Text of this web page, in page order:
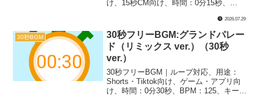
け、15秒CM向け、時間：0分15秒、
れ、あかるい、楽器：オーケストラ｜15
秒BGM第63弾！オーケストラ風に仕上げ
た、パレード系な一曲『グランドパレー
ド』のリミックスバージョンです！感謝
祭やフェスティバル、フィナーレのシー
ンなどの楽しくて盛り上がる場面にぴっ
たりです！
2026.07.29
30秒BGM
30秒フリーBGM:グランドパレー
ド（リミックス ver.）（30秒
ver.）
30秒フリーBGM｜ループ対応、用途：
Shorts・Tiktok向け、ゲーム・アプリ向
け、時間：0分30秒、BPM：125、キー：